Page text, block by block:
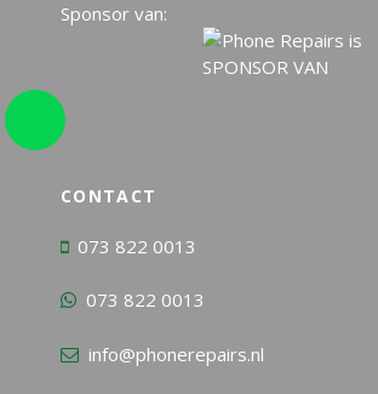
Sponsor van:
CONTACT
073 822 0013
073 822 0013
info@phonerepairs.nl